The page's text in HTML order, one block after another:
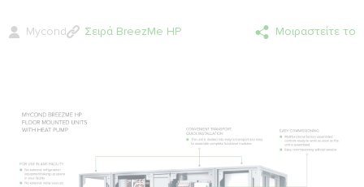
Mycond Σειρά BreezMe HP Μοιραστείτε το